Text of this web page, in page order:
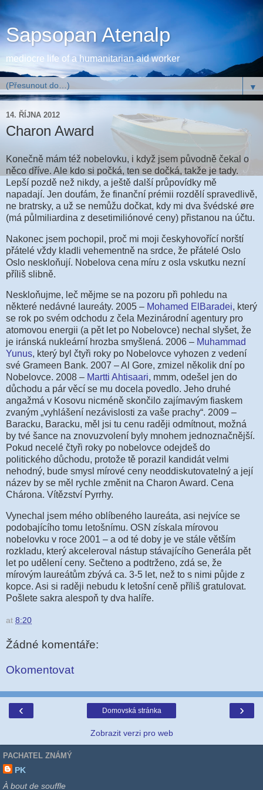
Sapsopan Atenalp
mediocre life of a humanitarian aid worker
▼
14. ŘÍJNA 2012
Charon Award
Konečně mám též nobelovku, i když jsem původně čekal o
něco dříve. Ale kdo si počká, ten se dočká, takže je tady.
Lepší pozdě než nikdy, a ještě další průpovídky mě
napadají. Jen doufám, že finanční prémii rozdělí spravedlivě,
ne bratrsky, a už se nemůžu dočkat, kdy mi dva švédské øre
(má půlmiliardina z desetimiliónové ceny) přistanou na účtu.
Nakonec jsem pochopil, proč mi moji českyhovořící norští
přátelé vždy kladli vehementně na srdce, že přátelé Oslo
Oslo neskloňují. Nobelova cena míru z osla vskutku nezní
příliš slibně.
Neskloňujme, leč mějme se na pozoru při pohledu na
některé nedávné laureáty. 2005 – Mohamed ElBaradei, který
se rok po svém odchodu z čela Mezinárodní agentury pro
atomovou energii (a pět let po Nobelovce) nechal slyšet, že
je iránská nukleární hrozba smyšlená. 2006 – Muhammad
Yunus, který byl čtyři roky po Nobelovce vyhozen z vedení
své Grameen Bank. 2007 – Al Gore, zmizel několik dní po
Nobelovce. 2008 – Martti Ahtisaari, mmm, odešel jen do
důchodu a pár věcí se mu docela povedlo. Jeho druhé
angažmá v Kosovu nicméně skončilo zajímavým fiaskem
zvaným „vyhlášení nezávislosti za vaše prachy“. 2009 –
Baracku, Baracku, měl jsi tu cenu raději odmítnout, možná
by tvé šance na znovuzvolení byly mnohem jednoznačnější.
Pokud necelé čtyři roky po nobelovce odejdeš do
politického důchodu, protože tě porazil kandidát velmi
nehodný, bude smysl mírové ceny neoddiskutovatelný a její
název by se měl rychle změnit na Charon Award. Cena
Chárona. Vítězství Pyrrhy.
Vynechal jsem mého oblíbeného laureáta, asi nejvíce se
podobajícího tomu letošnímu. OSN získala mírovou
nobelovku v roce 2001 – a od té doby je ve stále větším
rozkladu, který akceleroval nástup stávajícího Generála pět
let po udělení ceny. Sečteno a podtrženo, zdá se, že
mírovým laureátům zbývá ca. 3-5 let, než to s nimi půjde z
kopce. Asi si raději nebudu k letošní ceně příliš gratulovat.
Pošlete sakra alespoň ty dva halíře.
at 8:20
Žádné komentáře:
Okomentovat
‹ ›
Domovská stránka
Zobrazit verzi pro web
PACHATEL ZNÁMÝ
PK
À bout de souffle